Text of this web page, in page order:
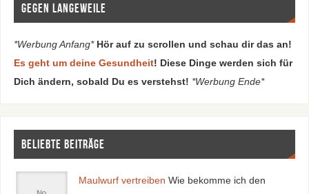
Gegen Langeweile
*Werbung Anfang* Hör auf zu scrollen und schau dir das an!
Es geht um deine Gesundheit! Diese Dinge werden sich für
Dich ändern, sobald Du es verstehst! *Werbung Ende*
Beliebte Beiträge
Maulwurf vertreiben Wie bekomme ich den